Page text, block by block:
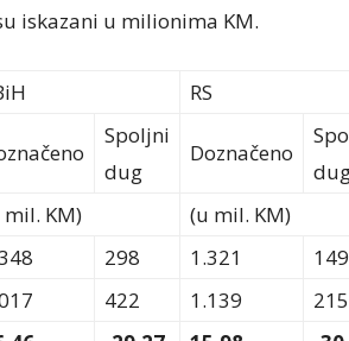
iskazani u milionima KM.
RS
Spoljni
dug
Doznačeno
mil. KM)
(u mil. KM)
298 1.321
149
422 1.139
215